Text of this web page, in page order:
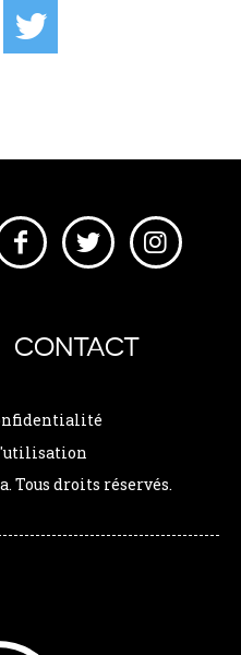
CONTACT
Tous droits réservés.